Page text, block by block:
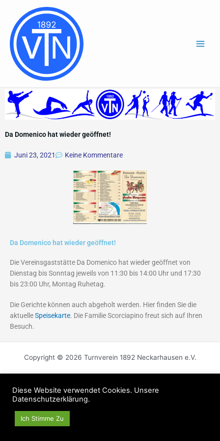
springen
Da Domenico hat wieder geöffnet!
Juni 23, 2021 Keine Kommentare
Da Domenico hat wieder geöffnet!
Die Vereinsgaststätte Da Domenico hat wieder geöffnet von
Dienstag bis Sonntag jeweils von 11:30 bis 14:00 Uhr und 17:30
bis 23:00 Uhr, Montag Ruhetag.
Die Gerichte können auch abgeholt werden. Hier finden Sie die
aktuelleSpeisekarte. Die Familie Scorciapino freut sich auf Ihren
Besuch.
Copyright © 2026 Turnverein 1892 Neckarhausen e.V.
Diese Website verwendet Cookies. Unsere
Datenschutzerklärung.
Ich Stimme Zu